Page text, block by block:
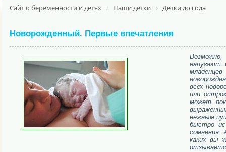
Сайт о беременности и детях Наши детки Детки до года
Новорожденный. Первые впечатления
напугают
всех
или
может
нежным
быстро
сомнения.
каких вы